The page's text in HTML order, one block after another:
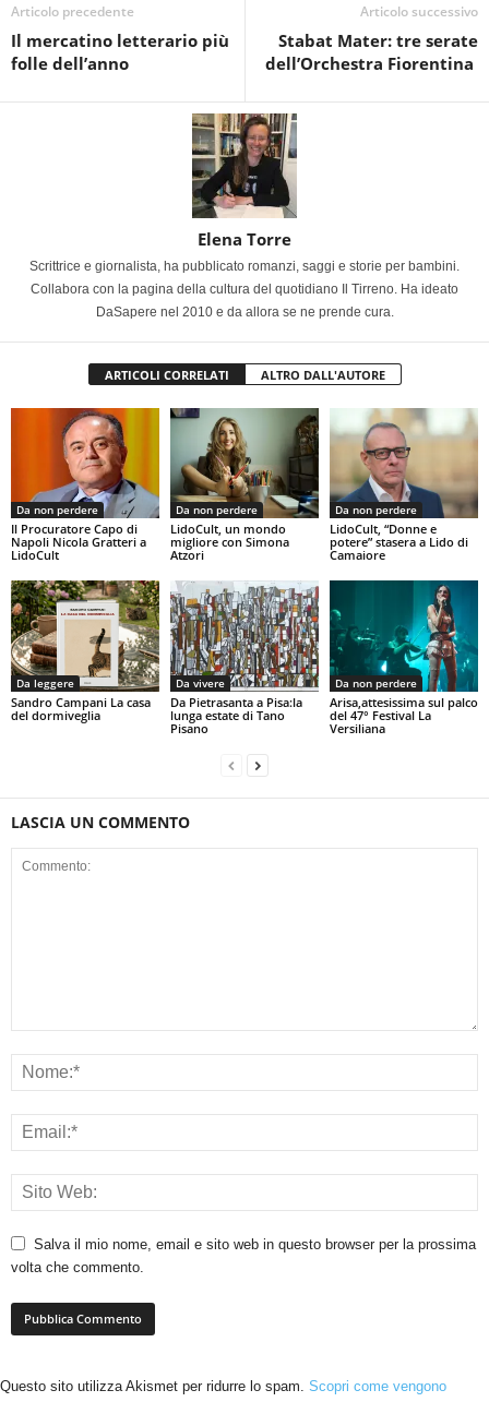
Articolo precedente
Il mercatino letterario più
folle dell’anno
Articolo successivo
Stabat Mater: tre serate
dell’Orchestra Fiorentina
Elena Torre
Scrittrice e giornalista, ha pubblicato romanzi, saggi e storie per bambini.
Collabora con la pagina della cultura del quotidiano Il Tirreno. Ha ideato
DaSapere nel 2010 e da allora se ne prende cura.
ARTICOLI CORRELATI ALTRO DALL'AUTORE
Da non perdere
Il Procuratore Capo di
Napoli Nicola Gratteri a
LidoCult
Da non perdere
LidoCult, un mondo
migliore con Simona
Atzori
Da non perdere
LidoCult, “Donne e
potere” stasera a Lido di
Camaiore
Da leggere
Sandro Campani La casa
del dormiveglia
Da vivere
Da Pietrasanta a Pisa:la
lunga estate di Tano
Pisano
Da non perdere
Arisa,attesissima sul palco
del 47° Festival La
Versiliana
LASCIA UN COMMENTO
Salva il mio nome, email e sito web in questo browser per la prossima
volta che commento.
Questo sito utilizza Akismet per ridurre lo spam. Scopri come vengono